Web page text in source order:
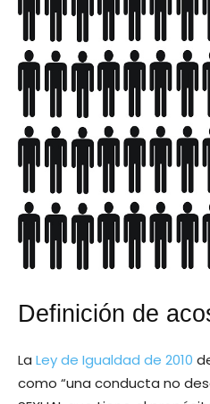
Definición de
La Ley de Igualdad de 2010
como “una conducta no